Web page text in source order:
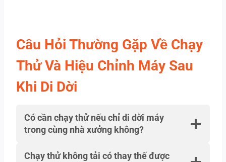
Câu Hỏi Thường Gặp Về Chạy
Thử Và Hiệu Chỉnh Máy Sau
Khi Di Dời
Có cần chạy thử nếu chỉ di dời máy
trong cùng nhà xưởng không?
Chạy thử không tải có thay thế được